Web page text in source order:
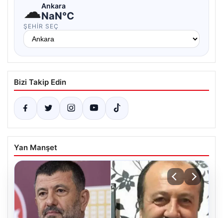
☁Ankara
NaN°C
ŞEHIR SEÇ
Bizi Takip Edin
Yan Manşet